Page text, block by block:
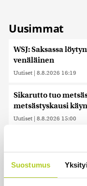
Suostumus
Uusimmat
WSJ: Saksassa
venäläinen
Uutiset | 8.8.2026 16:19
Sikarutto tuo
metsästyskausi
Uutiset | 8.8.2026 15:00
Bulgariassa on
rajaa
Uutiset | 8.8.2026 14:40